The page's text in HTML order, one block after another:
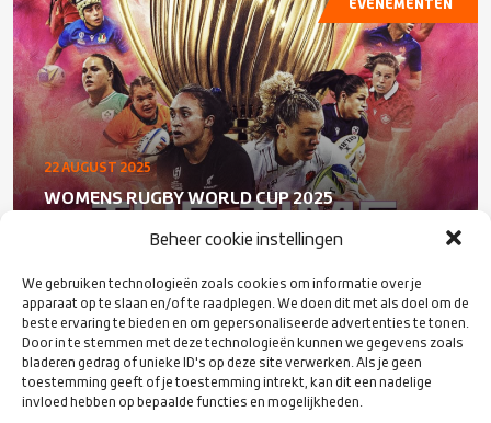
Beheer cookie instellingen
We gebruiken technologieën zoals cookies om informatie over je
apparaat op te slaan en/of te raadplegen. We doen dit met als doel om de
beste ervaring te bieden en om gepersonaliseerde advertenties te tonen.
Door in te stemmen met deze technologieën kunnen we gegevens zoals
bladeren gedrag of unieke ID's op deze site verwerken. Als je geen
toestemming geeft of je toestemming intrekt, kan dit een nadelige
invloed hebben op bepaalde functies en mogelijkheden.
22 AUGUST 2025
WOMENS RUGBY WORLD CUP 2025
EVENEMENTEN
EVENEMENTEN